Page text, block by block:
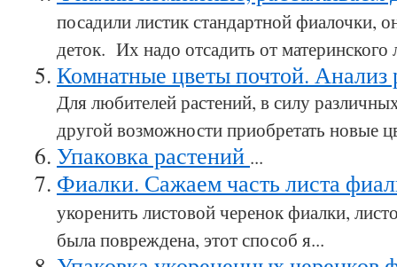
посадили листик стандартной фиалочки,
деток. Их надо отсадить от материнского
Комнатные цветы почтой. Анализ
Для любителей растений, в силу
другой возможности приобретать новые
Упаковка растений ...
Фиалки. Сажаем часть листа
укоренить листовой черенок фиалки,
была повреждена, этот способ я...